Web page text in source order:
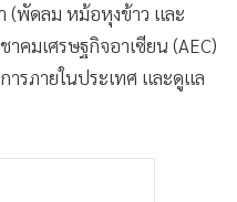
(พัดลม หม้อหุงข้าว และ
คมเศรษฐกิจอาเซียน (AEC)
รภายในประเทศ และดูแล